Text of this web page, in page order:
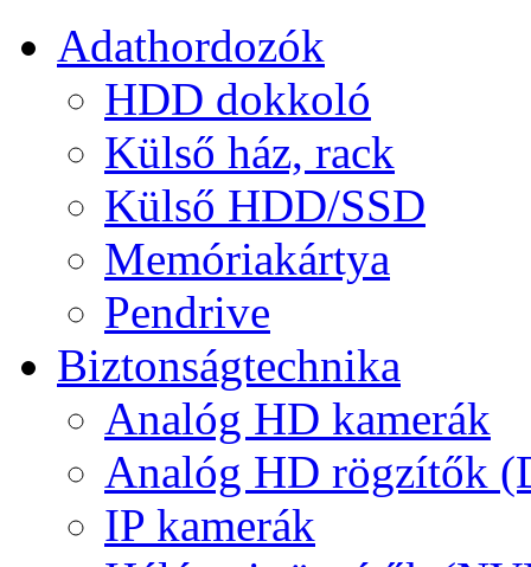
Adathordozók
HDD dokkoló
Külső ház, rack
Külső HDD/SSD
Memóriakártya
Pendrive
Biztonságtechnika
Analóg HD kamerák
Analóg HD rögzítők
IP kamerák